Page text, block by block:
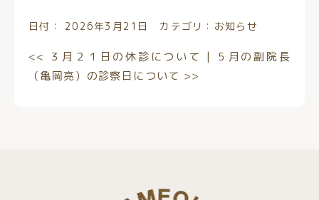
日付： 2026年3月21日 カテゴリ： お知らせ
<< ３月２１日の休診について |
５月の副院長
（亀岡亮）の診察日について >>